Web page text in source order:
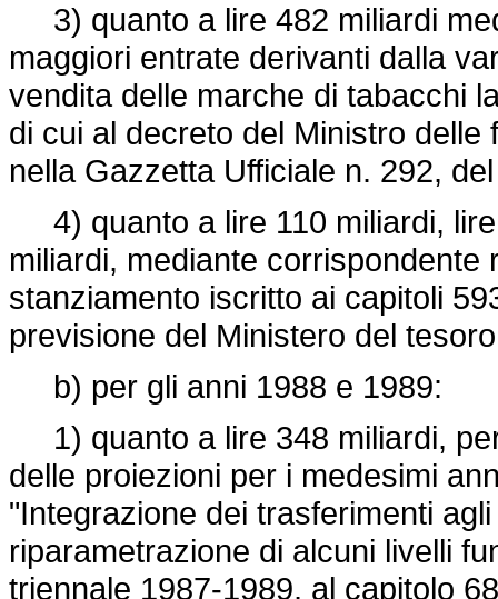
3) quanto a lire 482 miliardi
maggiori entrate derivanti dalla
vendita delle marche di tabacchi
di cui al decreto del Ministro
nella Gazzetta Ufficiale n. 292,
4) quanto a lire 110 miliardi,
miliardi, mediante
stanziamento iscritto ai capitoli
previsione del Ministero del
b) per gli anni 1988 e 1989:
1) quanto a lire 348 miliardi,
delle proiezioni per i medesimi
"Integrazione dei trasferimenti
riparametrazione di alcuni livelli
triennale 1987-1989, al capitolo